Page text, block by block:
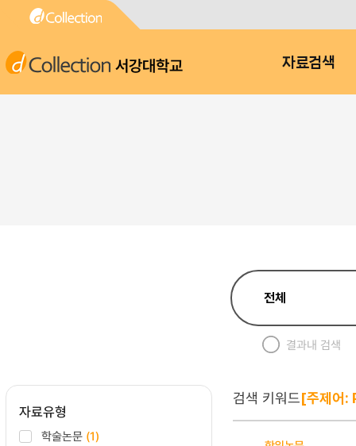
서강대학교 자료검색
결과내 검색
자료유형
학술논문 (1)
검색 키워드[주제